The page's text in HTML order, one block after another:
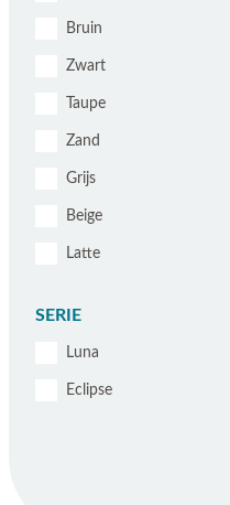
Bruin
Zwart
Taupe
Zand
Grijs
Beige
Latte
SERIE
Luna
Eclipse